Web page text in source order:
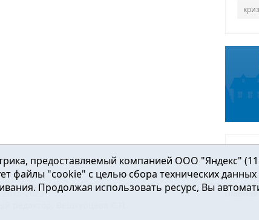
Главная
2016-2023
редактор: Вешкурцева С.П.
предоставляемый компанией ООО "Яндекс"
файлы "cookie" с целью сбора технических данных
Продолжая использовать ресурс, Вы